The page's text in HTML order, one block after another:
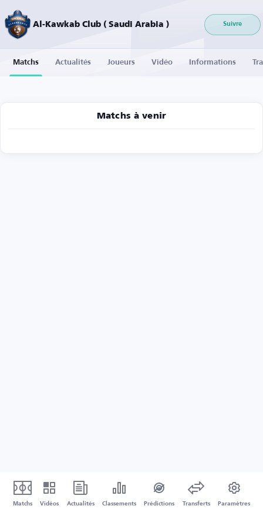
Al-Kawkab Club ( Saudi Arabia ) Suivre
Matchs Actualités Joueurs Vidéo Informations
Matchs à venir
Matchs Vidéos Actualités Classements Prédictions Transferts Paramètres